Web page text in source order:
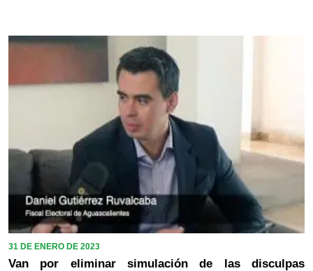
31 DE ENERO DE 2023
Van por eliminar simulación de las disculpas